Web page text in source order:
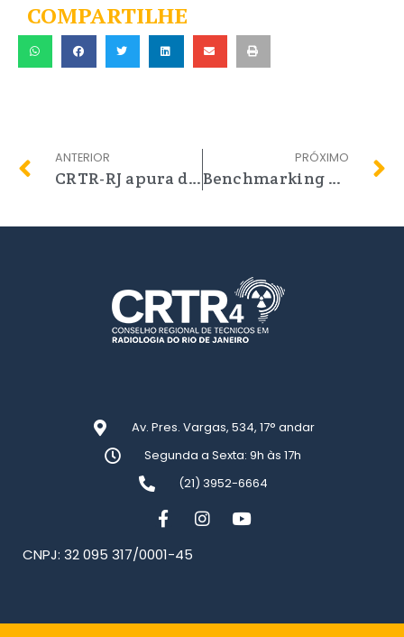
COMPARTILHE
ANTERIOR
CRTR-RJ apura denúncia de falta de salários no HGNI
PRÓXIMO
Benchmarking mútuo
Av. Pres. Vargas, 534, 17° andar
Segunda a Sexta: 9h às 17h
(21) 3952-6664
CNPJ: 32 095 317/0001-45